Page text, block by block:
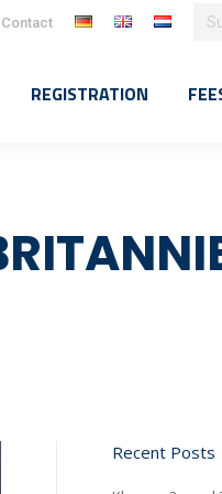
Contact
REGISTRATION
Recent Posts